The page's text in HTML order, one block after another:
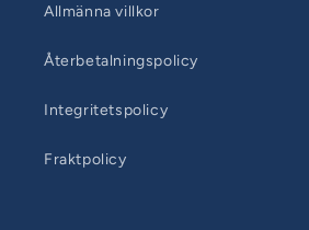
Allmänna villkor
Återbetalningspolicy
Integritetspolicy
Fraktpolicy